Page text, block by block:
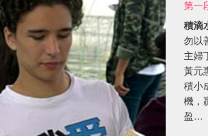
第一
積滴
勿以
主婦
黃元
積小
機，
盈…